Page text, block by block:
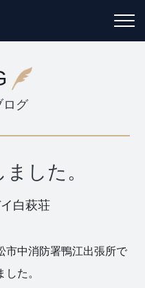
ログ
した。
白萩荘
市中消防署鴨江出張所で
した。